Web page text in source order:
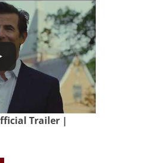
Trailer |